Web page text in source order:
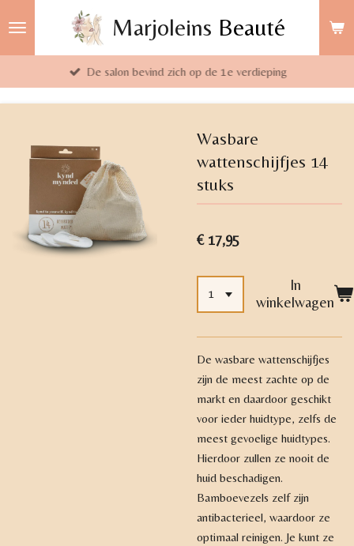
direct
naar
Marjoleins Beauté
De salon bevind zich op de 1e verdieping
Wasbare
wattenschijfjes 14
stuks
€ 17,95
In
winkelwagen
De wasbare wattenschijfjes
zijn de meest zachte op de
markt en daardoor geschikt
voor ieder huidtype, zelfs de
meest gevoelige huidtypes.
Hierdoor zullen ze nooit de
huid beschadigen.
Bamboevezels zelf zijn
antibacterieel, waardoor ze
optimaal reinigen. Je kunt ze